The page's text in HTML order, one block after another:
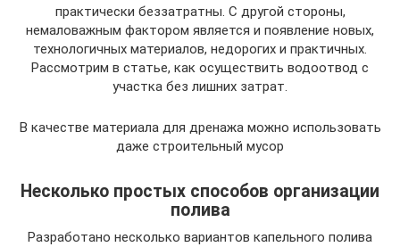
практически беззатратны. С другой стороны,
немаловажным фактором является и появление новых,
технологичных материалов, недорогих и практичных.
Рассмотрим в статье, как осуществить водоотвод с
участка без лишних затрат.
В качестве материала для дренажа можно использовать
даже строительный мусор
Несколько простых способов организации
полива
Разработано несколько вариантов капельного полива